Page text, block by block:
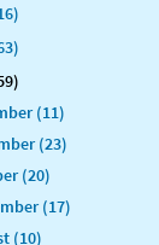
(11)
(23)
(20)
(17)
(10)